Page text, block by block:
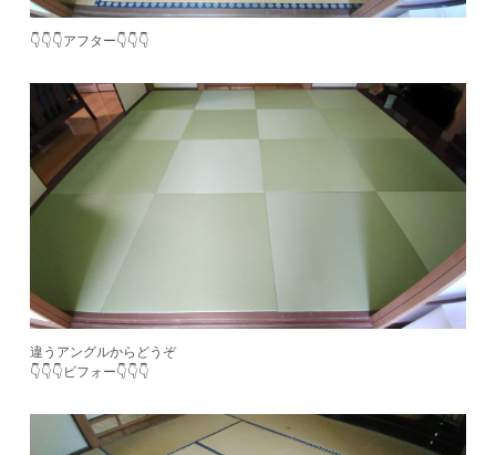
👇👇👇アフター👇👇👇
違うアングルからどうぞ
👇👇👇ビフォー👇👇👇